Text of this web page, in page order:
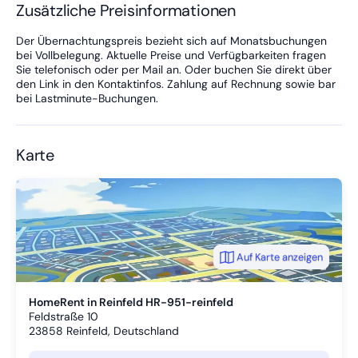
Zahlung:
Bei HomeRent zahlen Sie per Rechnung nach der Buchung.
Ausstattungsmerkmale unserer Unterkünfte:
* In jeder Unterkunft bieten wir Ihnen den vollen Komfort sowie
eine moderne, praktische Einrichtung.
* Grundausstattung in jeder unserer Unterkünfte:
- Badezimmer
Kleiderschrank/Kommode/Garderobe
- Handtücher, Bettwäsche
- Waschmaschine ist überwiegend vorhanden
- WLAN wird in fast allen Unterkünften kostenfrei zur
Verfügung gestellt
- TV
- Essbereich
- Reinigungsutensilien
Nähere Details entnehmen Sie bitte den Inseraten unserer
Wir freuen uns, wenn wir Sie in unseren Unterkünften als Gäste
begrüßen dürfen.
Zusätzliche Preisinformationen
Der Übernachtungspreis bezieht sich auf Monatsbuchungen
bei Vollbelegung. Aktuelle Preise und Verfügbarkeiten fragen
Sie telefonisch oder per Mail an. Oder buchen Sie direkt über
den Link in den Kontaktinfos. Zahlung auf Rechnung sowie bar
bei Lastminute-Buchungen.
Karte
HomeRent in Reinfeld HR-951-reinfeld
Feldstraße 10
23858 Reinfeld, Deutschland
Auf Karte anzeigen